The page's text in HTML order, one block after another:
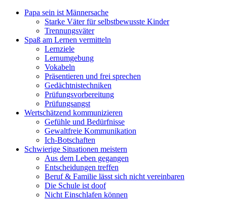
Papa sein ist Männersache
Starke Väter für selbstbewusste Kinder
Trennungsväter
Spaß am Lernen vermitteln
Lernziele
Lernumgebung
Vokabeln
Präsentieren und frei sprechen
Gedächtnistechniken
Prüfungsvorbereitung
Prüfungsangst
Wertschätzend kommunizieren
Gefühle und Bedürfnisse
Gewaltfreie Kommunikation
Ich-Botschaften
Schwierige Situationen meistern
Aus dem Leben gegangen
Entscheidungen treffen
Beruf & Familie lässt sich nicht vereinbaren
Die Schule ist doof
Nicht Einschlafen können